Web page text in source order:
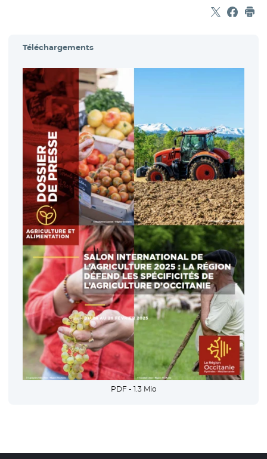
Partager
- Nouvelle
-
Téléchargements
PDF - 1.3 Mio